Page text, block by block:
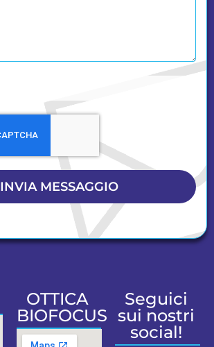
INVIA MESSAGGIO
OTTICA
BIOFOCUS
Seguici
sui nostri
social!